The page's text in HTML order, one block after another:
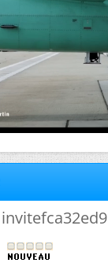
invitefca32ed9